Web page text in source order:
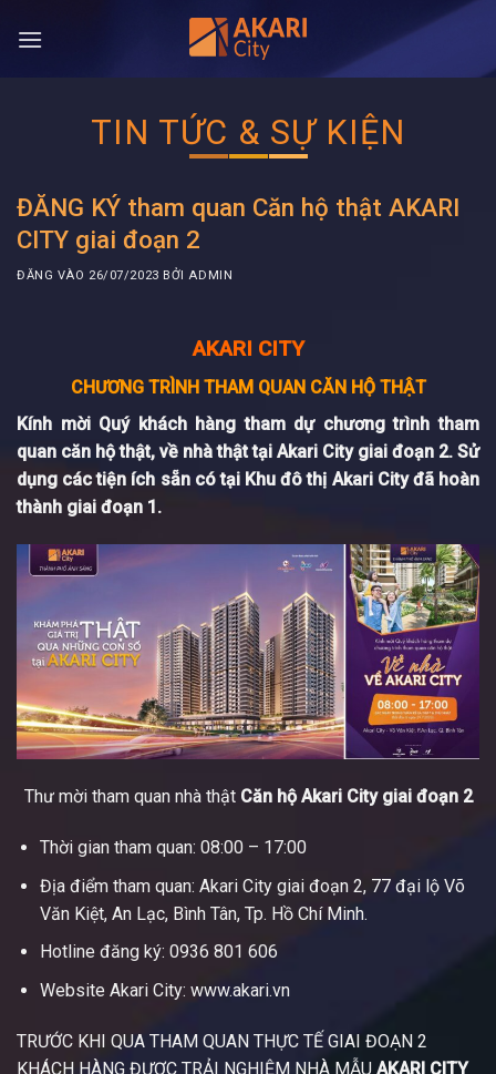
qua
TIN TỨC & SỰ KIỆN
ĐĂNG KÝ tham quan Căn hộ thật AKARI
CITY giai đoạn 2
ĐĂNG VÀO 26/07/2023 BỞIADMIN
AKARI CITY
CHƯƠNG TRÌNH THAM QUAN CĂN HỘ THẬT
Kính mời Quý khách hàng tham dự chương trìnhtham
quan căn hộ thật, về nhà thật tại Akari City giai đoạn 2. Sử
dụng các tiện ích sẵn có tại Khu đô thị Akari City đã hoàn
thành giai đoạn 1.
Thư mời tham quan nhà thật Căn hộ Akari City giai đoạn 2
Thời gian tham quan: 08:00 – 17:00
Địa điểm tham quan: Akari City giai đoạn 2, 77 đại lộ Võ
Văn Kiệt, An Lạc, Bình Tân, Tp. Hồ Chí Minh.
Hotline đăng ký: 0936 801 606
Website Akari City: www.akari.vn
TRƯỚC KHI QUA THAM QUAN THỰC TẾ GIAI ĐOẠN 2
KHÁCH HÀNG ĐƯỢC TRẢI NGHIỆM NHÀ MẪU AKARI CITY